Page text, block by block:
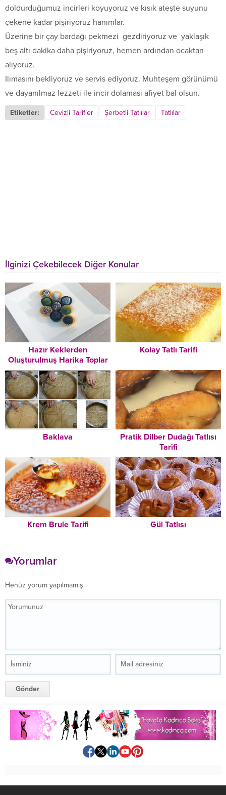
doldurduğumuz incirleri koyuyoruz ve kısık ateşte suyunu
çekene kadar pişiriyoruz hanımlar.
Üzerine bir çay bardağı pekmezi gezdiriyoruz ve yaklaşık
beş altı dakika daha pişiriyoruz, hemen ardından ocaktan
alıyoruz.
Ilımasını bekliyoruz ve servis ediyoruz. Muhteşem görünümü
ve dayanılmaz lezzeti ile incir dolaması afiyet bal olsun.
Etiketler: Cevizli Tarifler Şerbetli Tatlılar Tatlılar
İlginizi Çekebilecek Diğer Konular
Hazır Keklerden
Oluşturulmuş Harika Toplar
(Çikolatalı) Tarifi
Kolay Tatlı Tarifi
Baklava
Pratik Dilber Dudağı Tatlısı
Tarifi
Krem Brule Tarifi Gül Tatlısı
Yorumlar
Henüz yorum yapılmamış.